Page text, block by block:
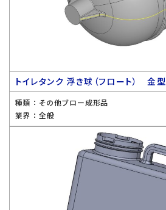
トイレタンク 浮き球（フロート） 金型
種類 ： その他ブロー成形品
業界 ： 全般